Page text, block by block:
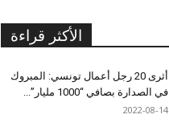
الأكثر قراءة
أثرى 20 رجل أعمال تونسي: المبروك
في الصدارة بصافي “1000 مليار”...
2022-08-14